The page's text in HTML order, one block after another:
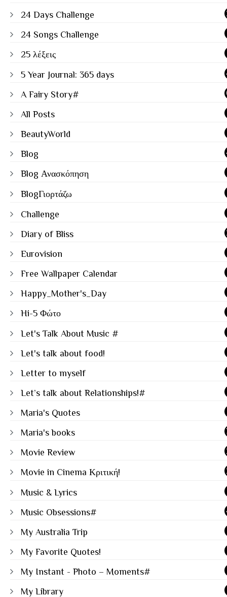
24 Days Challenge
24 Songs Challenge
25 λέξεις
5 Year Journal: 365 days
A Fairy Story#
All Posts
BeautyWorld
Blog
Blog Ανασκόπηση
BlogΓιορτάζω
Challenge
Diary of Bliss
Eurovision
Free Wallpaper Calendar
Happy_Mother's_Day
Hi-5 Φώτο
Let's Talk About Music #
Let's talk about food!
Letter to myself
Let’s talk about Relationships!#
Maria's Quotes
Maria's books
Movie Review
Movie in Cinema Κριτική!
Music & Lyrics
Music Obsessions#
My Australia Trip
My Favorite Quotes!
My Instant - Photo – Moments#
My Library